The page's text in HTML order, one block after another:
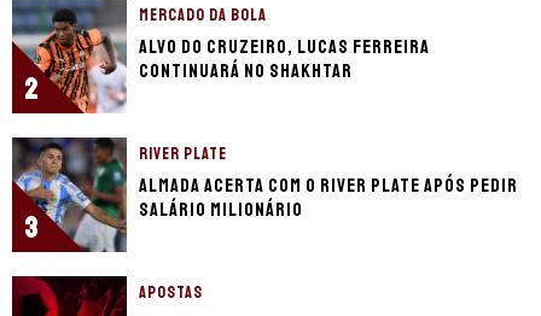
2
MERCADO DA BOLA
Alvo do Cruzeiro, Lucas Ferreira
continuará no Shakhtar
3
RIVER PLATE
Almada acerta com o River Plate após pedir
salário milionário
APOSTAS